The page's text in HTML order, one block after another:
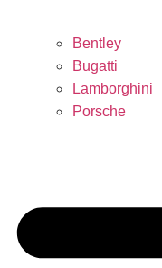
Bentley
Bugatti
Lamborghini
Porsche